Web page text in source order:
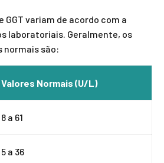
GGT variam de acordo com a
laboratoriais. Geralmente, os
normais são:
Valores Normais (U/L)
8 a 61
5 a 36